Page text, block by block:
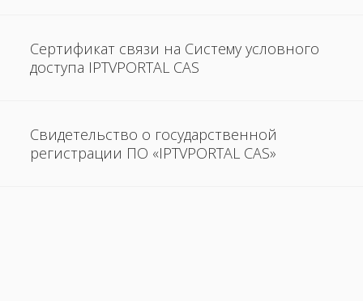
Сертификат связи на Систему условного
доступа IPTVPORTAL CAS
Свидетельство о государственной
регистрации ПО «IPTVPORTAL CAS»